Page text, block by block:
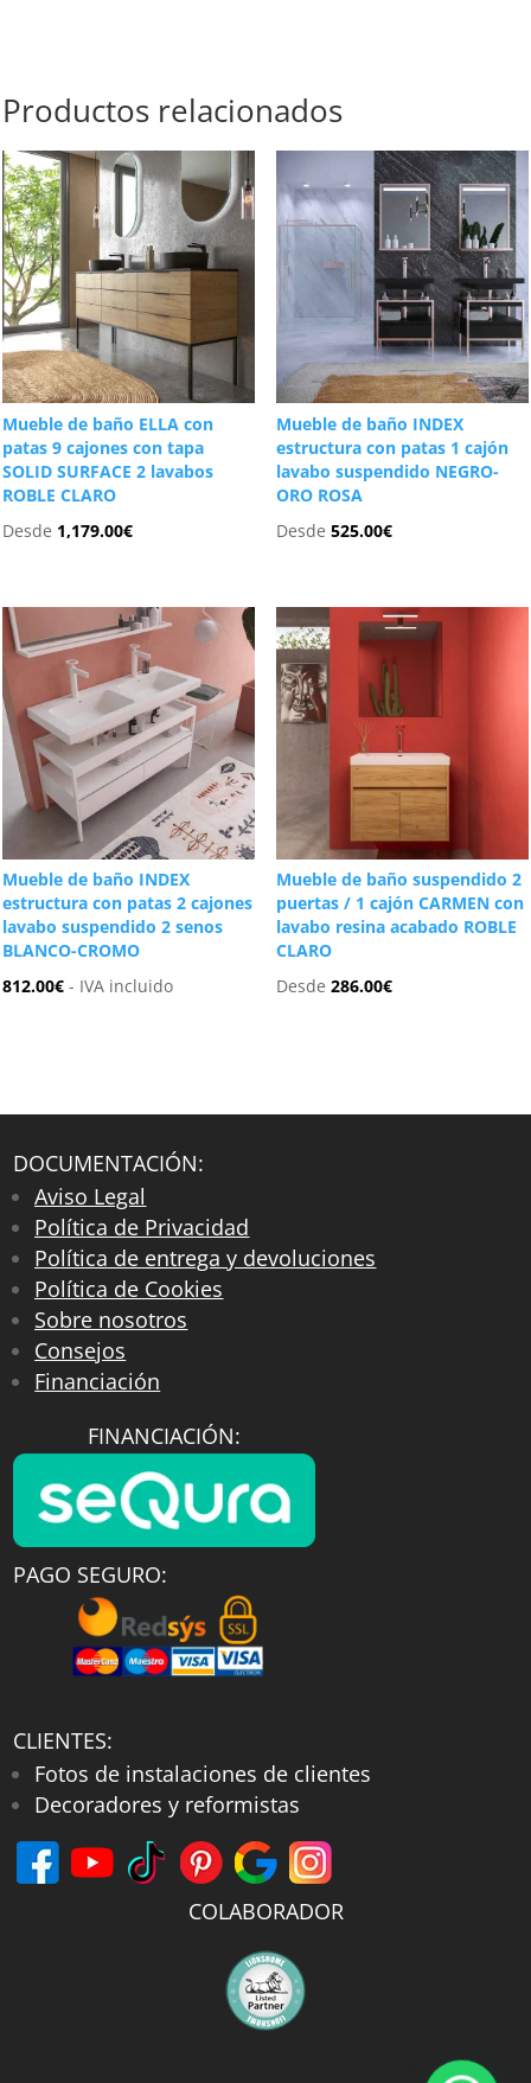
Productos relacionados
Mueble de baño ELLA con
patas 9 cajones con tapa
SOLID SURFACE 2 lavabos
ROBLE CLARO
Desde 1,179.00€
Mueble de baño INDEX
estructura con patas 1 cajón
lavabo suspendido NEGRO-
ORO ROSA
Desde 525.00€
Mueble de baño INDEX
estructura con patas 2 cajones
lavabo suspendido 2 senos
BLANCO-CROMO
812.00€ - IVA incluido
Mueble de baño suspendido 2
puertas / 1 cajón CARMEN con
lavabo resina acabado ROBLE
CLARO
Desde 286.00€
DOCUMENTACIÓN:
Aviso Legal
Política de Privacidad
Política de entrega y devoluciones
Política de Cookies
Sobre nosotros
Consejos
Financiación
FINANCIACIÓN:
PAGO SEGURO:
CLIENTES:
Fotos de instalaciones de clientes
Decoradores y reformistas
COLABORADOR